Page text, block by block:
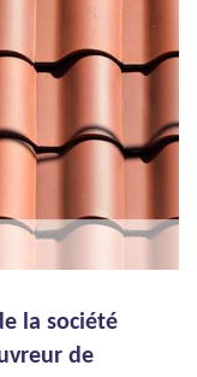
la société
de